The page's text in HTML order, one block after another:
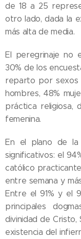
de 18 a 25
otro lado, dada la
más alta de media.
El peregrinaje no
30% de los
reparto por sexos
hombres, 48%
práctica religiosa,
femenina.
En el plano de la
significativos: el
católico
entre semana y
Entre el 91% y el
principales
divinidad de Cristo,
existencia del